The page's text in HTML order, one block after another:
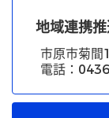
地域連携
市原市菊
電話：